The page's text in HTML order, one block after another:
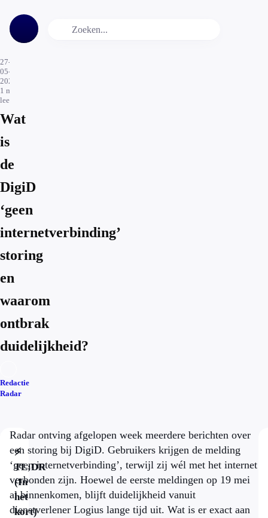
27-
05-
2026
1 min.
leestijd
Wat
is
de
DigiD
‘geen
internetverbinding’
storing
en
waarom
ontbrak
duidelijkheid?
Redactie
Radar
⚡
TL;DR
(In
het
kort)
Radar ontving afgelopen week meerdere berichten over
een storing bij DigiD. Gebruikers krijgen de melding
‘geen internetverbinding’, terwijl zij wél met het internet
verbonden zijn. Hoewel de eerste meldingen op 19 mei
al binnenkomen, blijft duidelijkheid vanuit
dienstverlener Logius lange tijd uit. Wat is er exact aan